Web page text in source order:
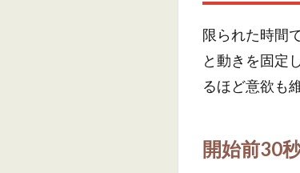
限られた時間
と動きを固定
るほど意欲も
開始前30